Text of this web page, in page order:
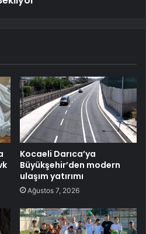
Kocaeli Darıca’ya
Büyükşehir’den modern
ulaşım yatırımı
Ağustos 7, 2026